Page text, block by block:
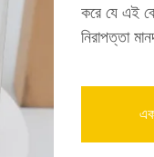
করে যে এই
নিরাপত্তা